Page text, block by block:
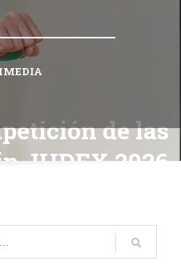
tu solicitud.
de las
JUDEX 2026